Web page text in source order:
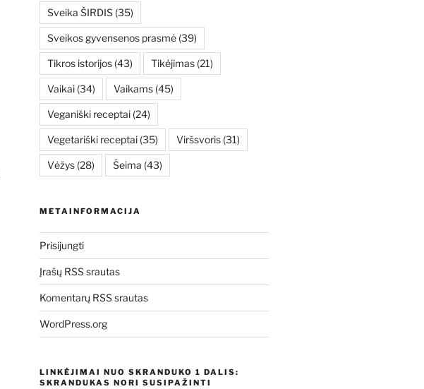
Sveika ŠIRDIS(35)
Sveikos gyvensenos prasmė(39)
Tikros istorijos(43) Tikėjimas(21)
Vaikai(34) Vaikams(45)
Veganiški receptai(24)
Vegetariški receptai(35) Viršsvoris(31)
Vėžys(28) Šeima (43)
METAINFORMACIJA
Prisijungti
Įrašų RSS srautas
Komentarų RSS srautas
WordPress.org
LINKĖJIMAI NUO SKRANDUKO 1 DALIS:
SKRANDUKAS NORI SUSIPAŽINTI